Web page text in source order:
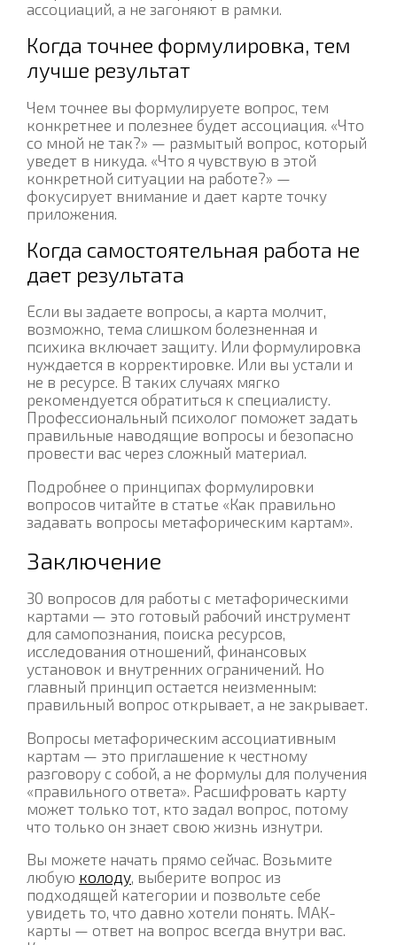
ассоциаций, а не загоняют в рамки.
Когда точнее формулировка, тем
лучше результат
Чем точнее вы формулируете вопрос, тем
конкретнее и полезнее будет ассоциация. «Что
со мной не так?» — размытый вопрос, который
уведет в никуда. «Что я чувствую в этой
конкретной ситуации на работе?» —
фокусирует внимание и дает карте точку
приложения.
Когда самостоятельная работа не
дает результата
Если вы задаете вопросы, а карта молчит,
возможно, тема слишком болезненная и
психика включает защиту. Или формулировка
нуждается в корректировке. Или вы устали и
не в ресурсе. В таких случаях мягко
рекомендуется обратиться к специалисту.
Профессиональный психолог поможет задать
правильные наводящие вопросы и безопасно
провести вас через сложный материал.
Подробнее о принципах формулировки
вопросов читайте в статье «Как правильно
задавать вопросы метафорическим картам».
Заключение
30 вопросов для работы с метафорическими
картами — это готовый рабочий инструмент
для самопознания, поиска ресурсов,
исследования отношений, финансовых
установок и внутренних ограничений. Но
главный принцип остается неизменным:
правильный вопрос открывает, а не закрывает.
Вопросы метафорическим ассоциативным
картам — это приглашение к честному
разговору с собой, а не формулы для получения
«правильного ответа». Расшифровать карту
может только тот, кто задал вопрос, потому
что только он знает свою жизнь изнутри.
Вы можете начать прямо сейчас. Возьмите
любую колоду , выберите вопрос из
подходящей категории и позвольте себе
увидеть то, что давно хотели понять. МАК-
карты — ответ на вопрос всегда внутри вас.